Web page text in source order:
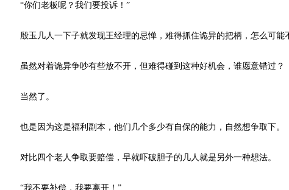
“你们老板呢？我们要投诉！”
殷玉几人一下子就发现王经理的忌惮，难得抓住诡异的把柄，怎么可能
虽然对着诡异争吵有些放不开，但难得碰到这种好机会，谁愿意错过？
当然了。
也是因为这是福利副本，他们几个多少有自保的能力，自然想争取下。
对比四个老人争取要赔偿，早就吓破胆子的几人就是另外一种想法。
“我不要补偿，我要离开！”